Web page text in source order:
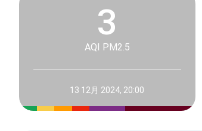
3
AQI PM2.5
13 12月 2024, 20:00